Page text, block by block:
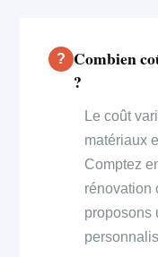
Combien
?
Le coût
matériaux
Comptez
rénovation
proposons